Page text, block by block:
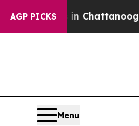
AGP PICKS
in Chattanooga.
Menu